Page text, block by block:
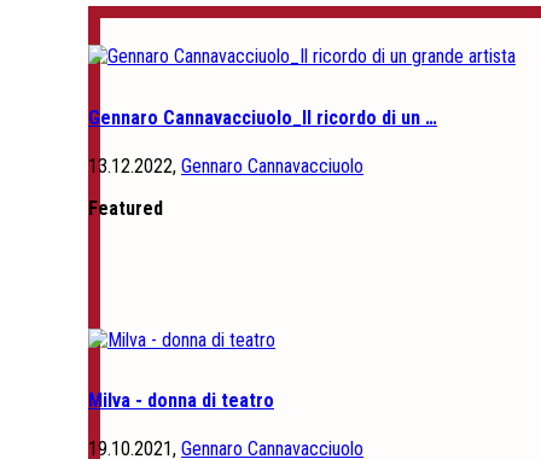
Gennaro Cannavacciuolo_Il ricordo di un …
13.12.2022, Gennaro Cannavacciuolo
Featured
Milva - donna di teatro
19.10.2021, Gennaro Cannavacciuolo